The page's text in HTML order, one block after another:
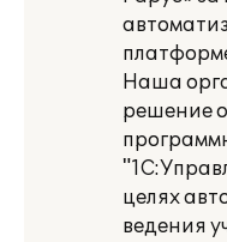
Наша
решение
целях
ведения